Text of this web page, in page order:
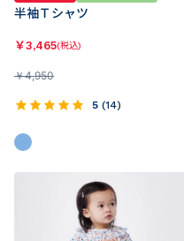
半袖Ｔシャツ
￥3,465(税込)
￥4,950
5 (14)